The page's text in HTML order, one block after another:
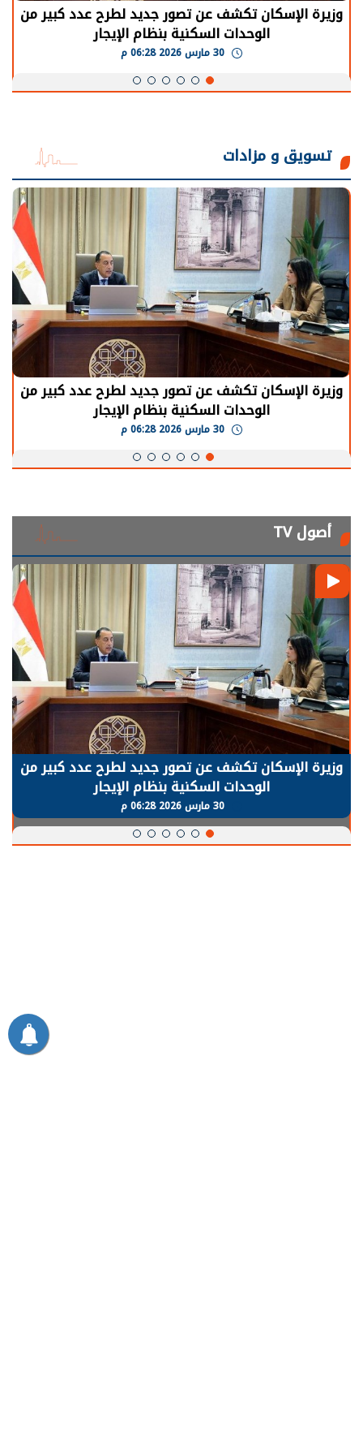
وزيرة الإسكان تكشف عن تصور جديد لطرح عدد كبير من
الوحدات السكنية بنظام الإيجار
تسويق و مزادات
وزيرة الإسكان تكشف عن تصور جديد لطرح عدد كبير من
الوحدات السكنية بنظام الإيجار
أصول TV
وزيرة الإسكان تكشف عن تصور جديد لطرح عدد كبير من
الوحدات السكنية بنظام الإيجار